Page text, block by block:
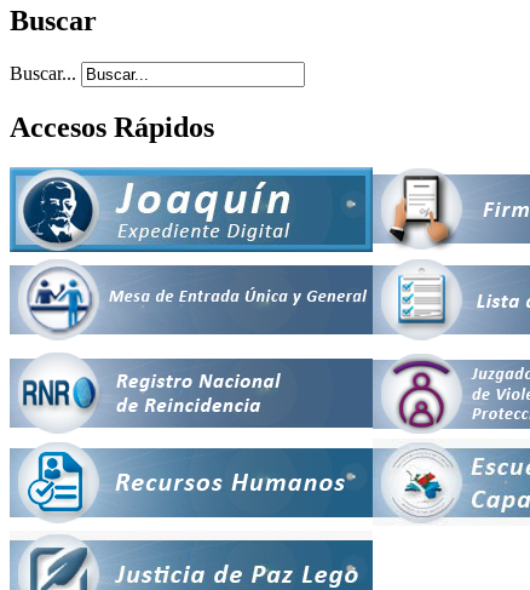
Buscar
Buscar...
Accesos Rápidos